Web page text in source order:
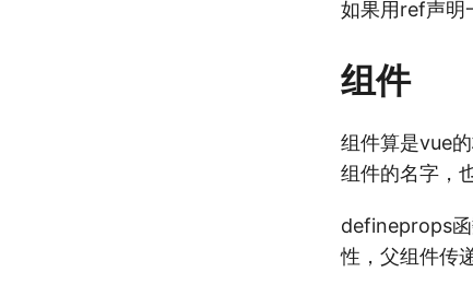
如果用ref声明
组件
组件算是vue
组件的名字，
defineprops
性，父组件传